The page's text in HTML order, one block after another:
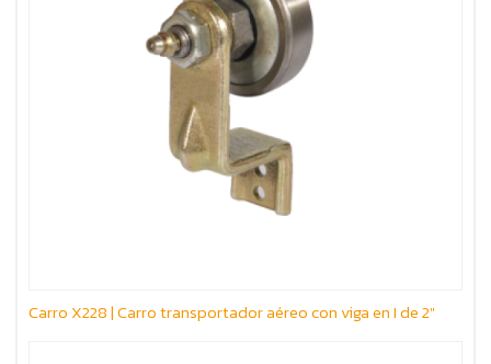
Carro X228 | Carro transportador aéreo con viga en I de 2"